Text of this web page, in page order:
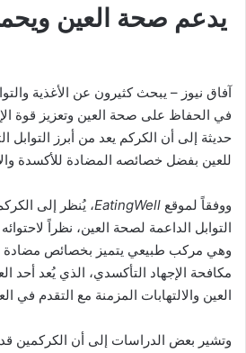
يدعم صحة العين
آفاق نيوز – يبحث كثيرون عن الأغذية
في الحفاظ على صحة العين وتعزيز قوة
حديثة إلى أن الكركم يعد من أبرز التوابل
للعين بفضل خصائصه المضادة للأكسدة
ووفقاً لموقع EatingWell، يُنظر إلى
التوابل الداعمة لصحة العين، نظراً
وهي مركب طبيعي يتميز بخصائص مضادة
مكافحة الإجهاد التأكسدي، الذي يُعد أحد
العين والالتهابات المزمنة مع التقدم في
وتشير بعض الدراسات إلى أن